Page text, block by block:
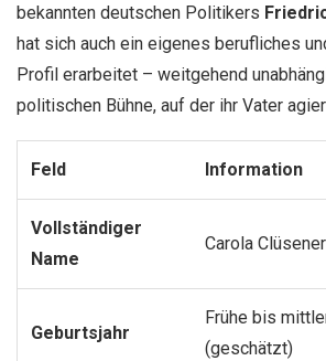
bekannten deutschen Politikers
hat sich auch ein eigenes berufliches
Profil erarbeitet – weitgehend
politischen Bühne, auf der ihr Vater
Feld Information
Vollständiger
Name
Carola
Geburtsjahr
Frühe bis
(geschätzt)